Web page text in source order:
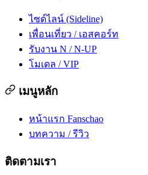
ไซด์ไลน์ (Sideline)
เพื่อนเที่ยว / เอสคอร์ท
รับงาน N / N-UP
โมเดล / VIP
เมนูหลัก
หน้าแรก Fanschao
บทความ / รีวิว
ติดตามเรา